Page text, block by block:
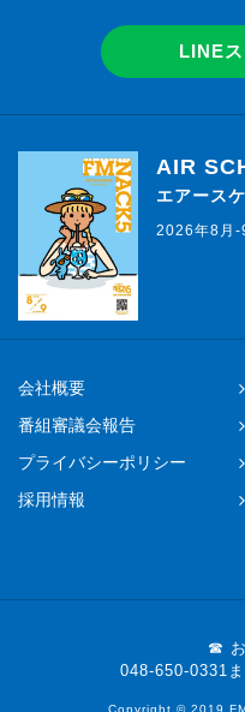
LINE
AIR
エアース
2026年8月-
会社概要
番組審議会報告
プライバシーポリシー
採用情報
☎ お
048-650-0331
Copyright © 2019